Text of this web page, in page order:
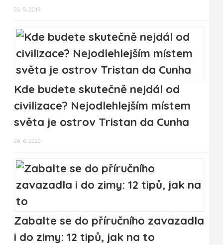
23. 9. 2019
Kde budete skutečně nejdál od
civilizace? Nejodlehlejším místem
světa je ostrov Tristan da Cunha
26. 6. 2020
Zabalte se do příručního zavazadla
i do zimy: 12 tipů, jak na to